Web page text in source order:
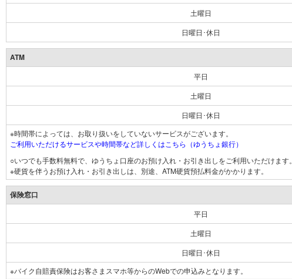
土曜日
日曜日･休日
ATM
平日
土曜日
日曜日･休日
※時間帯によっては、お取り扱いをしていないサービスがございます。
ご利用いただけるサービスや時間帯など詳しくはこちら（ゆうちょ銀行）
○いつでも手数料無料で、ゆうちょ口座のお預け入れ・お引き出しをご利用いただけます。
※硬貨を伴うお預け入れ・お引き出しは、別途、ATM硬貨預払料金がかかります。
保険窓口
平日
土曜日
日曜日･休日
※バイク自賠責保険はお客さまスマホ等からのWebでの申込みとなります。